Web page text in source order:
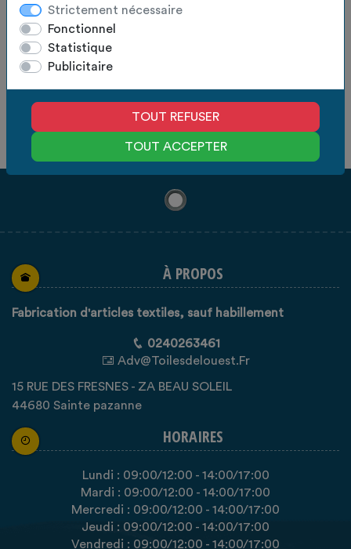
Strictement nécessaire
Fonctionnel
Statistique
Publicitaire
TOUT REFUSER
TOUT ACCEPTER
• Taille L : 35 × 25 × 15 cm
Quantité :
Fabrication
en France
Devis gratuit
en 24h
Paiement
100% sécurisé
À PROPOS
Fabrication d'articles textiles, sauf habillement
0240263461
Adv@toilesdelouest.fr
15 RUE DES FRESNES - ZA BEAU SOLEIL
44680 Sainte pazanne
HORAIRES
Lundi : 09:00/12:00 - 14:00/17:00
Mardi : 09:00/12:00 - 14:00/17:00
Mercredi : 09:00/12:00 - 14:00/17:00
Jeudi : 09:00/12:00 - 14:00/17:00
Vendredi : 09:00/12:00 - 14:00/17:00